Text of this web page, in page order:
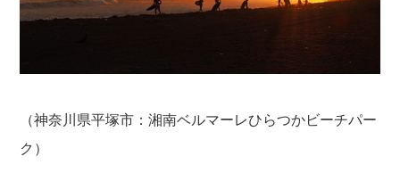
（神奈川県平塚市：湘南ベルマーレひらつかビーチパー
ク）